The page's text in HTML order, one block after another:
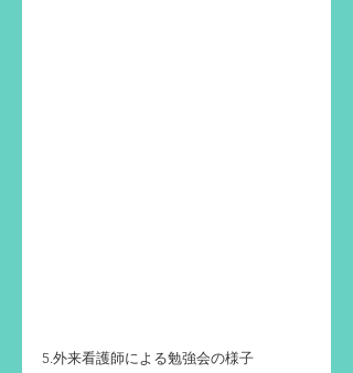
5.外来看護師による勉強会の様子